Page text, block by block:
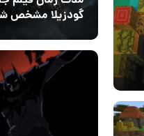
گودزیلا مشخص